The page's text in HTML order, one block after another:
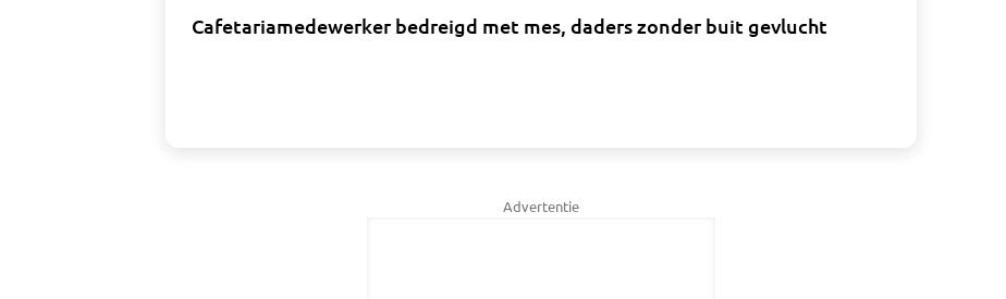
Cafetariamedewerker bedreigd met mes, daders zonder buit gevlucht
Advertentie